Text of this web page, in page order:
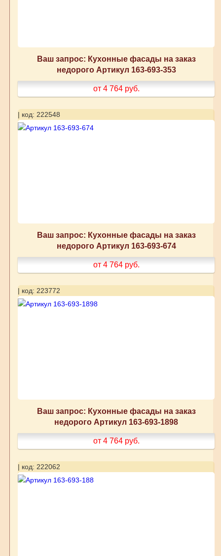
Ваш запрос: Кухонные фасады на заказ
недорого Артикул 163-693-353
от 4 764 руб.
| код: 222548
Ваш запрос: Кухонные фасады на заказ
недорого Артикул 163-693-674
от 4 764 руб.
| код: 223772
Ваш запрос: Кухонные фасады на заказ
недорого Артикул 163-693-1898
от 4 764 руб.
| код: 222062